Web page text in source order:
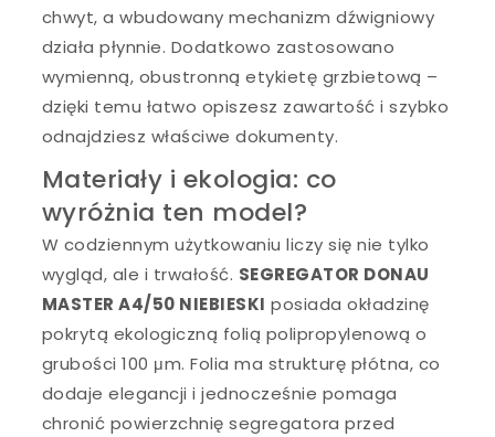
chwyt, a wbudowany mechanizm dźwigniowy
działa płynnie. Dodatkowo zastosowano
wymienną, obustronną etykietę grzbietową –
dzięki temu łatwo opiszesz zawartość i szybko
odnajdziesz właściwe dokumenty.
Materiały i ekologia: co
wyróżnia ten model?
W codziennym użytkowaniu liczy się nie tylko
wygląd, ale i trwałość. SEGREGATOR DONAU
MASTER A4/50 NIEBIESKI posiada okładzinę
pokrytą ekologiczną folią polipropylenową o
grubości 100 μm. Folia ma strukturę płótna, co
dodaje elegancji i jednocześnie pomaga
chronić powierzchnię segregatora przed